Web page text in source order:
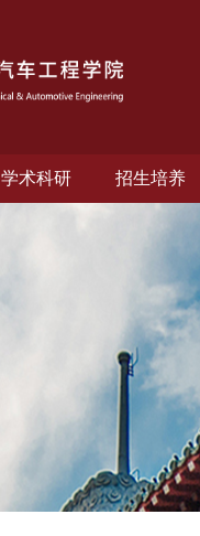
学术科研 招生培养